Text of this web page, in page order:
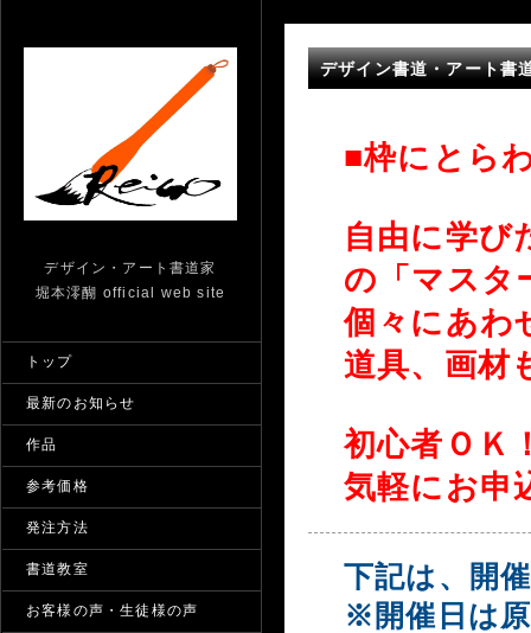
デザイン・アート書道家
堀本澪醐 official web site
トップ
最新のお知らせ
作品
参考価格
発注方法
書道教室
お客様の声・生徒様の声
デザイン書道・アート書
■枠にとら
自由に学び
の「マスタ
個々にあわ
道具、画材
初心者Ｏ
気軽にお申
下記は、開
※開催日は